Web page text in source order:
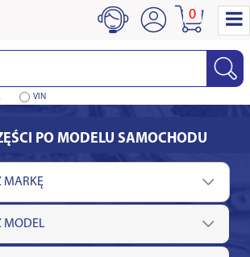
VIN
0
PO MODELU SAMOCHODU